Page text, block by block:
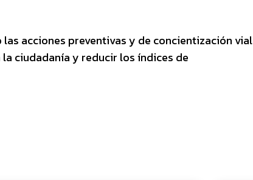
acciones preventivas y de concientización vial
ciudadanía y reducir los índices de